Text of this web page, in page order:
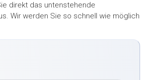
direkt das untenstehende
Wir werden Sie so schnell wie möglich